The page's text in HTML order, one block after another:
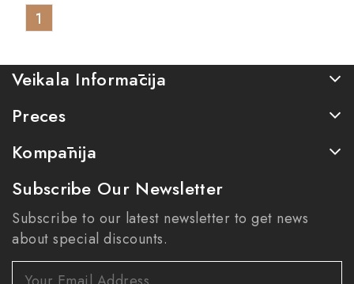
1
Veikala Informācija
Preces
Kompānija
Subscribe Our Newsletter
Subscribe to our latest newsletter to get news
about special discounts.